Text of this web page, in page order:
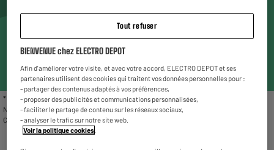
Choisissez un magasin* pour voir les produits
disponibles
Entrez votre code postal ou ville
* Liste des magasins proposant le gros électroménager reconditionné : Chambéry,
Nîmes, Vitrolles, Fleury Mérogis, Villetaneuse, Valenciennes, Reims La Neuvillette,
Charleville-Mézières et Rivesaltes.
Tout refuser
BIENVENUE chez ELECTRO DEPOT
Afin d'améliorer votre visite, et avec votre accord, ELECTRO DEPOT et ses
partenaires utilisent des cookies qui traitent vos données personnelles pour :
- partager des contenus adaptés à vos préférences,
- proposer des publicités et communications personnalisées,
- faciliter le partage de contenu sur les réseaux sociaux,
- analyser le trafic sur notre site web.
Voir la politique cookies